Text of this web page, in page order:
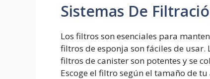
Sistemas De
Los filtros son esenciales para
filtros de esponja son fáciles de
filtros de canister son potentes y se
Escoge el filtro según el tamaño de